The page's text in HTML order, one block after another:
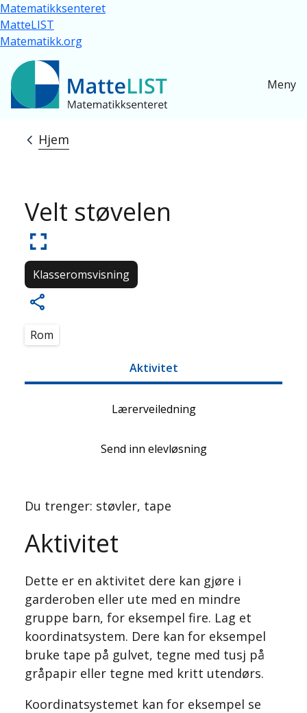
Hopp til hovedinnhold
Matematikksenteret
MatteLIST
Matematikk.org
Meny
Navigasjonssti
Hjem
Velt støvelen
Klasseromsvisning
Rom
Aktivitet
Lærerveiledning
Send inn elevløsning
Du trenger: støvler, tape
Aktivitet
Dette er en aktivitet dere kan gjøre i
garderoben eller ute med en mindre
gruppe barn, for eksempel fire. Lag et
koordinatsystem. Dere kan for eksempel
bruke tape på gulvet, tegne med tusj på
gråpapir eller tegne med kritt utendørs.
Koordinatsystemet kan for eksempel se